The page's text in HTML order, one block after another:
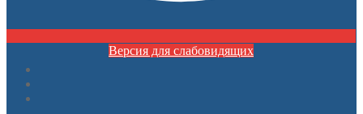
Версия для слабовидящих